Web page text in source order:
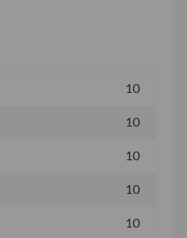
10
10
10
10
10